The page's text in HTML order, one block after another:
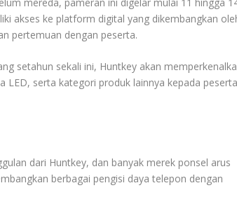
akses ke platform digital yang dikembangkan
pertemuan dengan peserta.
setahun sekali ini, Huntkey akan
serta kategori produk lainnya kepada peserta
dari Huntkey, dan banyak merek ponsel arus
berbagai pengisi daya telepon dengan